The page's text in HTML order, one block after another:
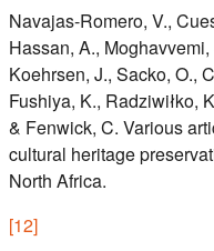
Navajas-Romero, V.,
Hassan, A.,
Koehrsen, J., Sacko, O.,
Fushiya, K., Radziwiłko,
& Fenwick, C. Various
cultural heritage
North Africa.
[12]